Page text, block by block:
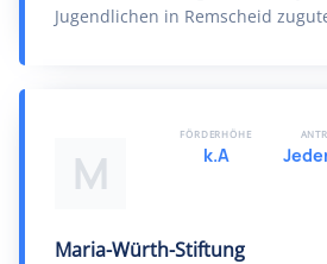
Jugendlichen in Remscheid
M
Maria-Würth-Stiftung
FÖRDERHÖHE
k.A